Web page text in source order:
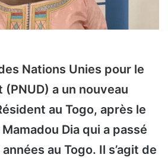
Nations Unies pour le
a un nouveau
au Togo, après le
Dia qui a passé
au Togo. Il s’agit de